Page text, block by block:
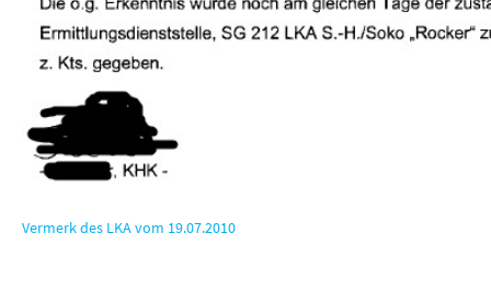
Vermerk des LKA vom 19.07.2010